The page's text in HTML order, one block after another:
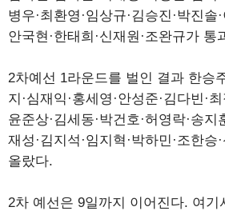
병우·최환영·임상규·김승진·박진솔
안국현·한태희·신재원·조완규가 통
2차예선 1라운드를 벌인 결과 한승
지·심재익·홍세영·안성준·김다빈·
윤준상·김세동·박건호·허영락·송지
재성·김지석·임지혁·박하민·조한승
올랐다.
2차 예선은 9일까지 이어진다. 여